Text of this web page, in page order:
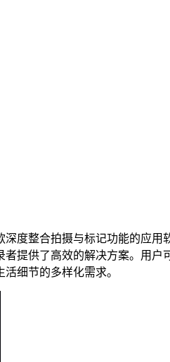
深度整合拍摄与标记功能的应用
提供了高效的解决方案。用
细节的多样化需求。